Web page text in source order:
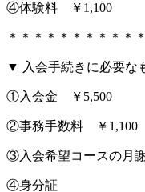
④体験料 ￥1,100
＊＊＊＊＊＊＊＊＊＊
▼ 入会手続きに必要な
①入会金 ￥5,500
②事務手数料 ￥1,100
③入会希望コースの月
④身分証